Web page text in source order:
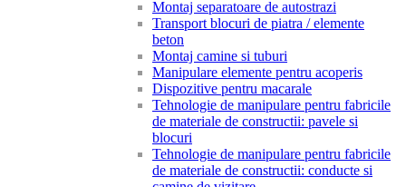
Montaj separatoare de autostrazi
Transport blocuri de piatra / elemente
beton
Montaj camine si tuburi
Manipulare elemente pentru acoperis
Dispozitive pentru macarale
Tehnologie de manipulare pentru fabricile
de materiale de constructii: pavele si
blocuri
Tehnologie de manipulare pentru fabricile
de materiale de constructii: conducte si